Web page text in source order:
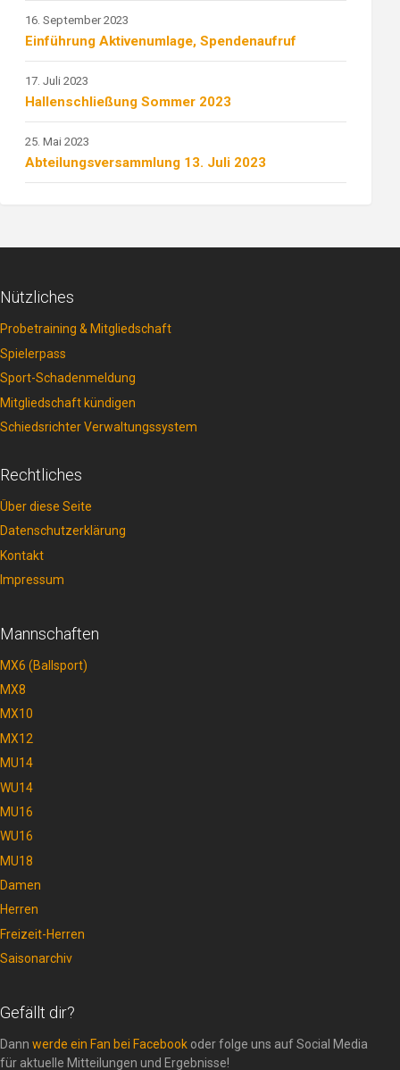
Einführung Aktivenumlage, Spendenaufruf
16. September 2023
Hallenschließung Sommer 2023
17. Juli 2023
Abteilungsversammlung 13. Juli 2023
25. Mai 2023
Nützliches
Probetraining & Mitgliedschaft
Spielerpass
Sport-Schadenmeldung
Mitgliedschaft kündigen
Schiedsrichter Verwaltungssystem
Rechtliches
Über diese Seite
Datenschutzerklärung
Kontakt
Impressum
Mannschaften
MX6 (Ballsport)
MX8
MX10
MX12
MU14
WU14
MU16
WU16
MU18
Damen
Herren
Freizeit-Herren
Saisonarchiv
Gefällt dir?
Dann werde ein Fan bei Facebook oder folge uns auf Social Media
für aktuelle Mitteilungen und Ergebnisse!